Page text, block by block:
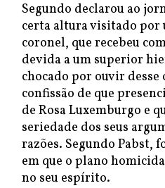
Segundo declarou ao
certa altura visitado por
coronel, que recebeu
devida a um superior
chocado por ouvir
confissão de que
de Rosa Luxemburgo e
seriedade dos seus
razões. Segundo Pabst,
em que o plano
no seu espírito.